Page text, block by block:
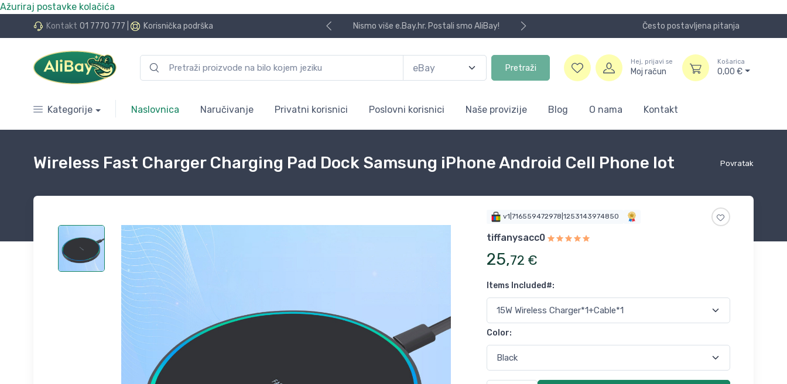
Ažuriraj postavke kolačića
Kontakt 01 7770 777 Korisnička podrška
24 rate bez kamata Nismo više e.Bay.hr. Postali smo AliBay! Često postavljena pitanja
Pretraži
Hej, prijavi se
Moj račun
Košarica
0,00 €
Kategorije Naslovnica Naručivanje Privatni korisnici Poslovni korisnici Naše provizije Blog O nama Kontakt
Povratak
Wireless Fast Charger Charging Pad Dock Samsung iPhone Android Cell Phone lot
v1|716559472978|1253143974850
tiffanysacc0
25,72 €
Items Included#:
Color: